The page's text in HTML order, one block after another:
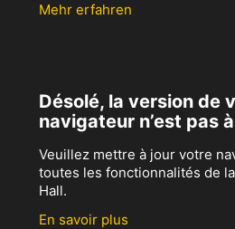
Mehr erfahren
Désolé, la version de
navigateur n’est pas
Veuillez mettre à jour votre
toutes les fonctionnalités de
Hall.
En savoir plus